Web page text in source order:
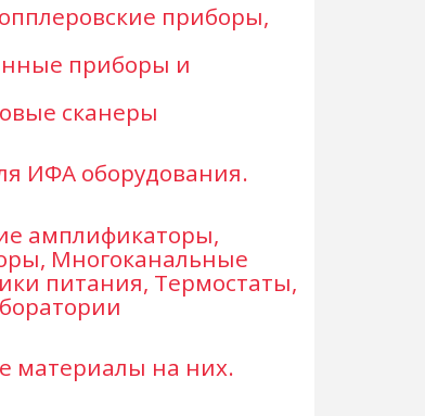
приборы,
приборы и
сканеры
ИФА оборудования.
амплификаторы,
Многоканальные
питания, Термостаты,
материалы на них.